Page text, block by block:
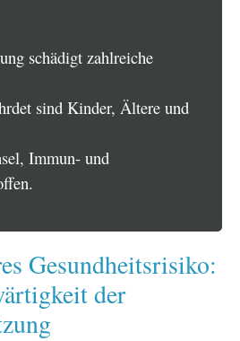
schädigt zahlreiche
sind Kinder, Ältere und
Immun- und
Gesundheitsrisiko:
der